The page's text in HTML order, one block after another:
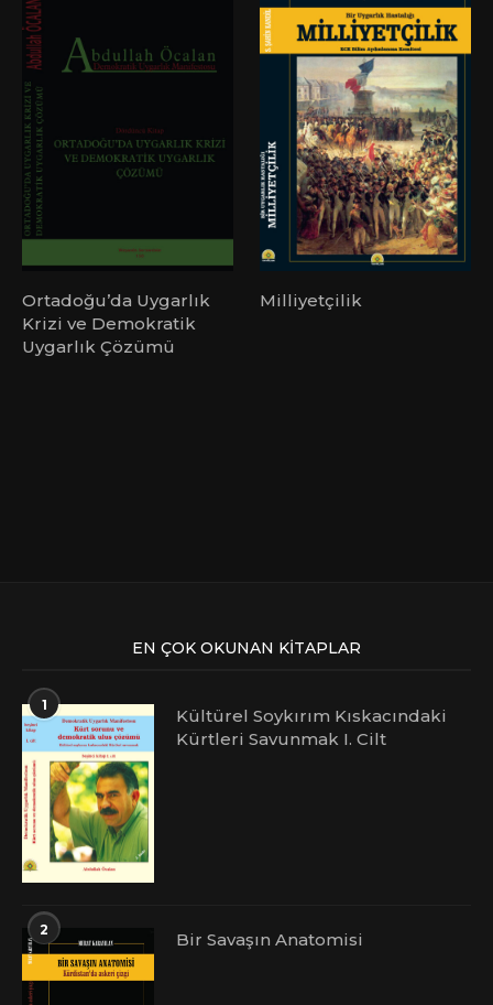
Ortadoğu’da Uygarlık
Krizi ve Demokratik
Uygarlık Çözümü
Milliyetçilik
EN ÇOK OKUNAN KITAPLAR
1
Kültürel Soykırım Kıskacındaki
Kürtleri Savunmak I. Cilt
2 Bir Savaşın Anatomisi